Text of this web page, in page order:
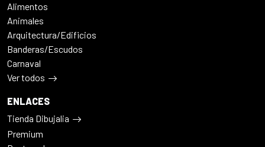
Alimentos
Animales
Arquitectura/Edificios
Banderas/Escudos
Carnaval
Ver todos
ENLACES
Tienda Dibujalia
Premium